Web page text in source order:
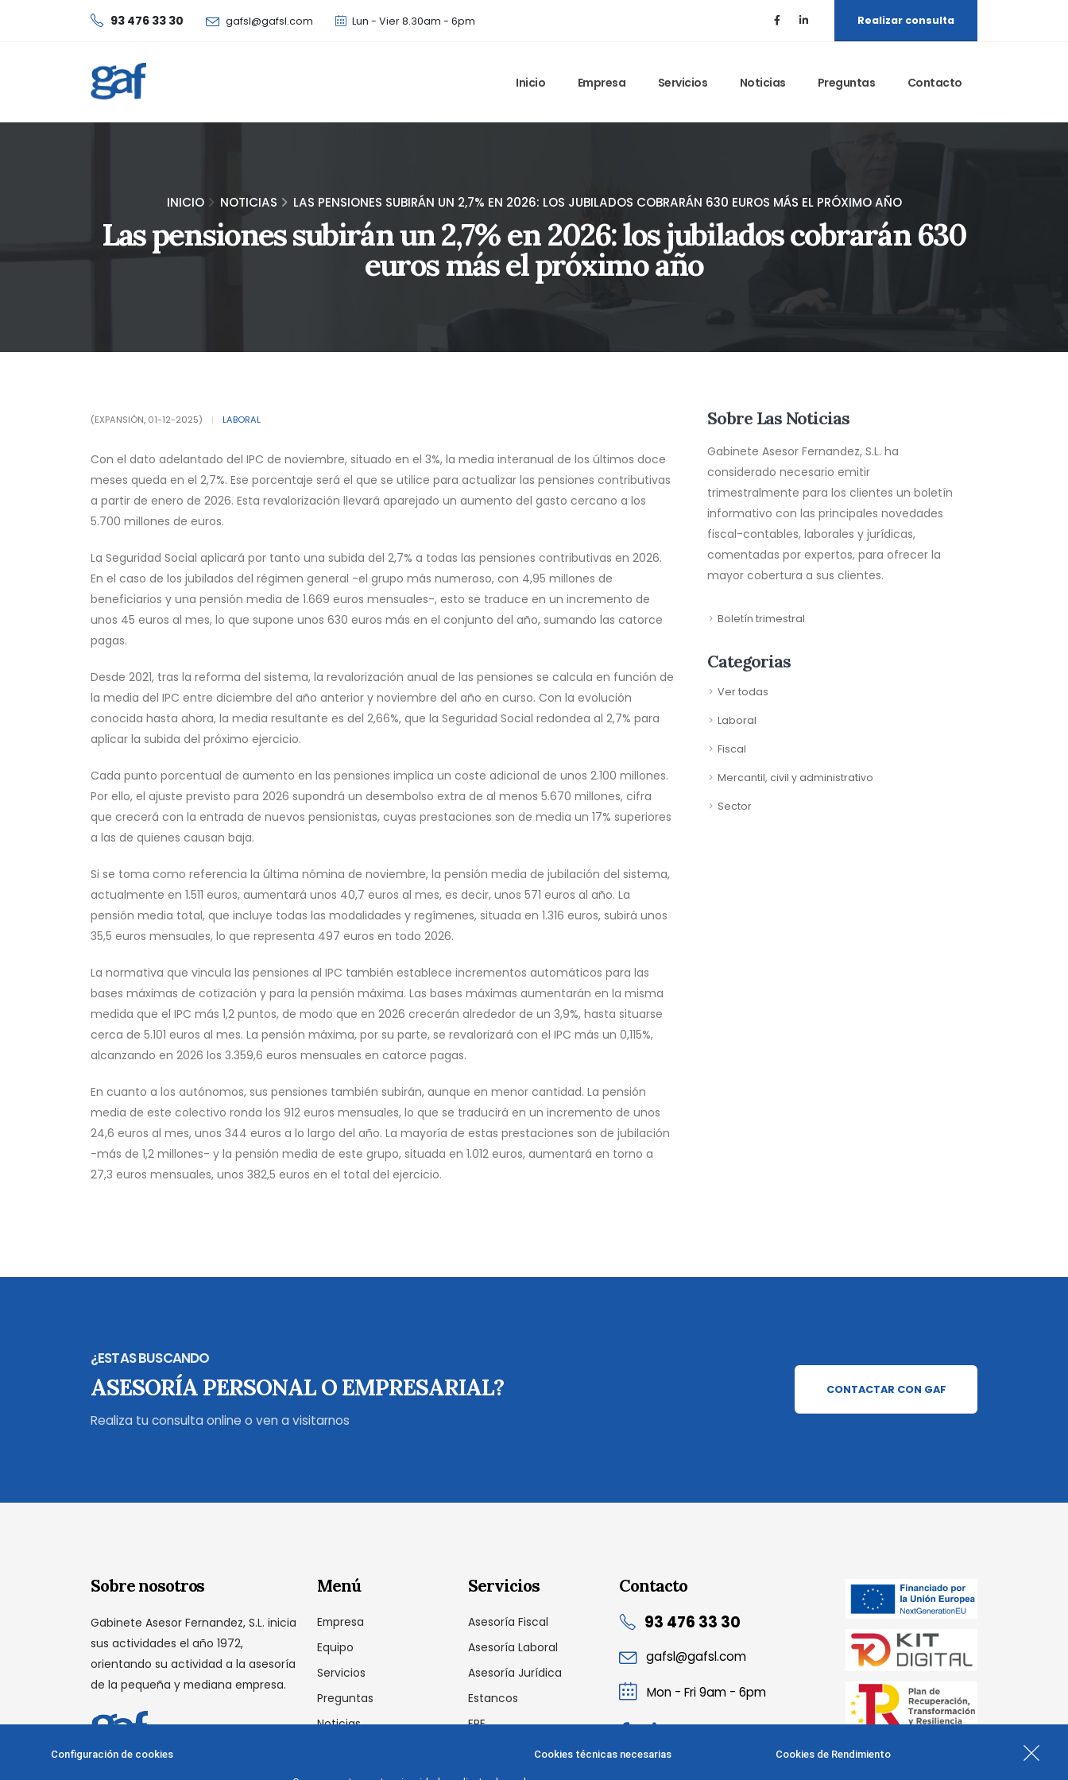
93 476 33 30 gafsl@gafsl.com Lun - Vier 8.30am - 6pm Realizar consulta
Inicio Empresa Servicios Noticias Preguntas Contacto
INICIO NOTICIAS LAS PENSIONES SUBIRÁN UN 2,7% EN 2026: LOS JUBILADOS COBRARÁN 630 EUROS MÁS EL PRÓXIMO AÑO
Las pensiones subirán un 2,7% en 2026: los jubilados cobrarán 630
euros más el próximo año
(EXPANSIÓN, 01-12-2025) | LABORAL
Con el dato adelantado del IPC de noviembre, situado en el 3%, la media interanual de los últimos doce
meses queda en el 2,7%. Ese porcentaje será el que se utilice para actualizar las pensiones contributivas
a partir de enero de 2026. Esta revalorización llevará aparejado un aumento del gasto cercano a los
5.700 millones de euros.
La Seguridad Social aplicará por tanto una subida del 2,7% a todas las pensiones contributivas en 2026.
En el caso de los jubilados del régimen general -el grupo más numeroso, con 4,95 millones de
beneficiarios y una pensión media de 1.669 euros mensuales-, esto se traduce en un incremento de
unos 45 euros al mes, lo que supone unos 630 euros más en el conjunto del año, sumando las catorce
pagas.
Desde 2021, tras la reforma del sistema, la revalorización anual de las pensiones se calcula en función de
la media del IPC entre diciembre del año anterior y noviembre del año en curso. Con la evolución
conocida hasta ahora, la media resultante es del 2,66%, que la Seguridad Social redondea al 2,7% para
aplicar la subida del próximo ejercicio.
Cada punto porcentual de aumento en las pensiones implica un coste adicional de unos 2.100 millones.
Por ello, el ajuste previsto para 2026 supondrá un desembolso extra de al menos 5.670 millones, cifra
que crecerá con la entrada de nuevos pensionistas, cuyas prestaciones son de media un 17% superiores
a las de quienes causan baja.
Si se toma como referencia la última nómina de noviembre, la pensión media de jubilación del sistema,
actualmente en 1.511 euros, aumentará unos 40,7 euros al mes, es decir, unos 571 euros al año. La
pensión media total, que incluye todas las modalidades y regímenes, situada en 1.316 euros, subirá unos
35,5 euros mensuales, lo que representa 497 euros en todo 2026.
La normativa que vincula las pensiones al IPC también establece incrementos automáticos para las
bases máximas de cotización y para la pensión máxima. Las bases máximas aumentarán en la misma
medida que el IPC más 1,2 puntos, de modo que en 2026 crecerán alrededor de un 3,9%, hasta situarse
cerca de 5.101 euros al mes. La pensión máxima, por su parte, se revalorizará con el IPC más un 0,115%,
alcanzando en 2026 los 3.359,6 euros mensuales en catorce pagas.
En cuanto a los autónomos, sus pensiones también subirán, aunque en menor cantidad. La pensión
media de este colectivo ronda los 912 euros mensuales, lo que se traducirá en un incremento de unos
24,6 euros al mes, unos 344 euros a lo largo del año. La mayoría de estas prestaciones son de jubilación
-más de 1,2 millones- y la pensión media de este grupo, situada en 1.012 euros, aumentará en torno a
27,3 euros mensuales, unos 382,5 euros en el total del ejercicio.
Sobre Las Noticias
Gabinete Asesor Fernandez, S.L. ha
considerado necesario emitir
trimestralmente para los clientes un boletín
informativo con las principales novedades
fiscal-contables, laborales y jurídicas,
comentadas por expertos, para ofrecer la
mayor cobertura a sus clientes.
Boletín trimestral
Categorias
Ver todas
Laboral
Fiscal
Mercantil, civil y administrativo
Sector
¿ESTAS BUSCANDO
ASESORÍA PERSONAL O EMPRESARIAL?
Realiza tu consulta online o ven a visitarnos
CONTACTAR CON GAF
Sobre nosotros
Gabinete Asesor Fernandez, S.L. inicia
sus actividades el año 1972,
orientando su actividad a la asesoría
de la pequeña y mediana empresa.
Menú
Empresa
Equipo
Servicios
Preguntas
Noticias
Servicios
Asesoría Fiscal
Asesoría Laboral
Asesoría Jurídica
Estancos
ERE
Auditoria Laboral
Outsourcing
Contacto
93 476 33 30
gafsl@gafsl.com
Mon - Fri 9am - 6pm
Configuración de cookies Cookies técnicas necesarias Cookies de Rendimiento